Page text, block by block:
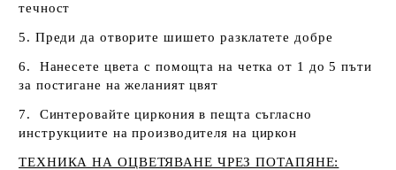
течност
5. Преди да отворите шишето разклатете добре
6. Нанесете цвета с помощта на четка от 1 до 5 пъти
за постигане на желаният цвят
7. Синтеровайте циркония в пещта съгласно
инструкциите на производителя на циркон
ТЕХНИКА НА ОЦВЕТЯВАНЕ ЧРЕЗ ПОТАПЯНЕ: